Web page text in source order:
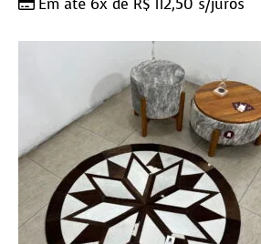
Em até 6x de R$ 112,50 s/juros